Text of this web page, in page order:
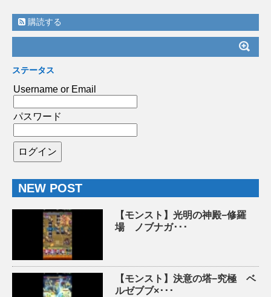
購読する
ステータス
Username or Email
パスワード
NEW POST
【モンスト】光明の神殿−修羅
場 ノブナガ･･･
【モンスト】決意の塔−究極 ベ
ルゼブブ×･･･